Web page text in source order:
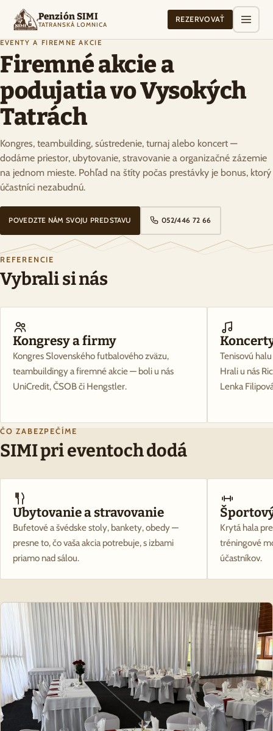
Penzión SIMI
TATRANSKÁ LOMNICA
REZERVOVAŤ
EVENTY A FIREMNÉ AKCIE
Firemné akcie a
podujatia vo Vysokých
Tatrách
Kongres, teambuilding, sústredenie, turnaj alebo koncert —
dodáme priestor, ubytovanie, stravovanie a organizačné zázemie
na jednom mieste. Pohľad na štíty počas prestávky je bonus, ktorý
účastníci nezabudnú.
POVEDZTE NÁM SVOJU PREDSTAVU 052/446 72 66
REFERENCIE
Vybrali si nás
Kongresy a firmy
Kongres Slovenského futbalového zväzu,
teambuildingy a firemné akcie — boli u nás
UniCredit, ČSOB či Hengstler.
Tenisovú
Hrali u nás
Lenka
ČO ZABEZPEČÍME
SIMI pri eventoch dodá
Ubytovanie a stravovanie
Bufetové a švédske stoly, bankety, obedy —
presne to, čo vaša akcia potrebuje, s izbami
priamo nad sálou.
Krytá hala
tréningové
účastníkov.